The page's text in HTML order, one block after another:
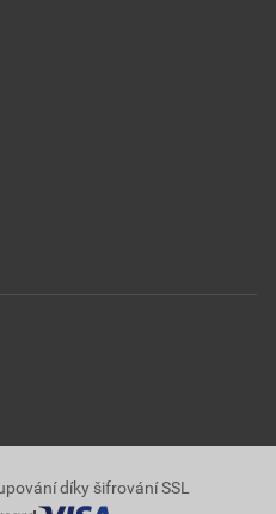
díky šifrování SSL